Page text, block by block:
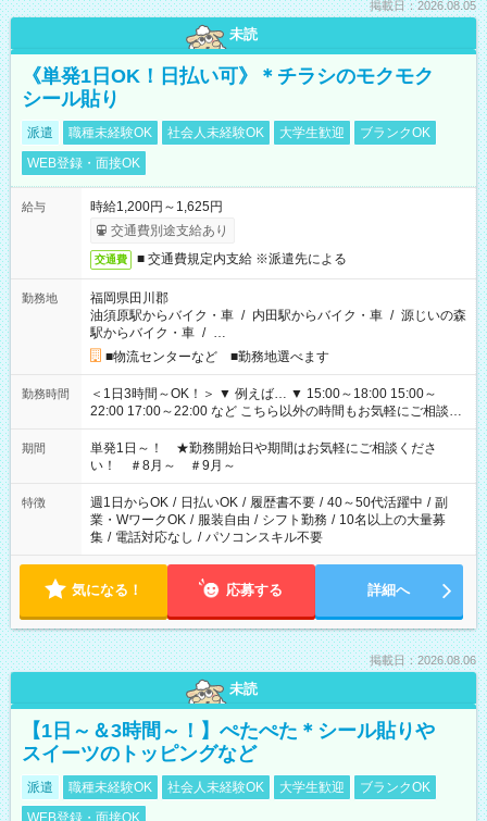
掲載日：2026.08.05
未読
《単発1日OK！日払い可》＊チラシのモクモク
シール貼り
派遣 職種未経験OK 社会人未経験OK 大学生歓迎
ブランクOK
WEB登録・面接OK
給与
時給1,200円～1,625円
交通費別途支給あり
交通費 ■ 交通費規定内支給 ※派遣先による
勤務地
福岡県田川郡
油須原駅からバイク・車 / 内田駅からバイク・車 / 源じいの森
駅からバイク・車 / …
■物流センターなど ■勤務地選べます
勤務時間
＜1日3時間～OK！＞ ▼ 例えば… ▼ 15:00～18:00 15:00～
22:00 17:00～22:00 など こちら以外の時間もお気軽にご相談く
ださい！
期間
単発1日～！ ★勤務開始日や期間はお気軽にご相談くださ
い！ ＃8月～ ＃9月～
特徴 週1日からOK / 日払いOK / 履歴書不要 / 40～50代活躍中 / 副
業・WワークOK / 服装自由 / シフト勤務 / 10名以上の大量募
集 / 電話対応なし / パソコンスキル不要
気になる！ 応募する 詳細へ
掲載日：2026.08.06
未読
【1日～＆3時間～！】ぺたぺた＊シール貼りや
スイーツのトッピングなど
派遣 職種未経験OK 社会人未経験OK 大学生歓迎
ブランクOK
WEB登録・面接OK